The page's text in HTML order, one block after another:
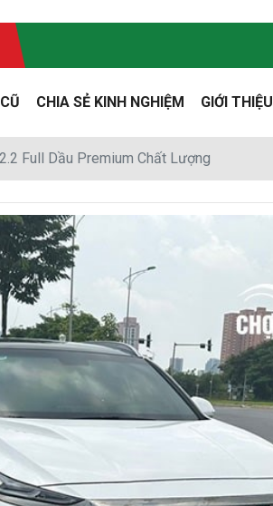
CHIA SẺ KINH NGHIỆM GIỚI THIỆU
Full Dầu Premium Chất Lượng